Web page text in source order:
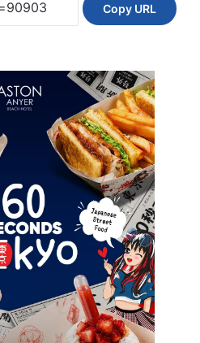
Copy URL